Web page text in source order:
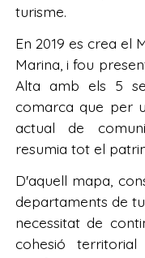
turisme.
En 2019 es crea el
Marina, i fou
Alta amb els 5
comarca que per
actual de
resumia tot el
D'aquell mapa,
departaments de
necessitat de
cohesió